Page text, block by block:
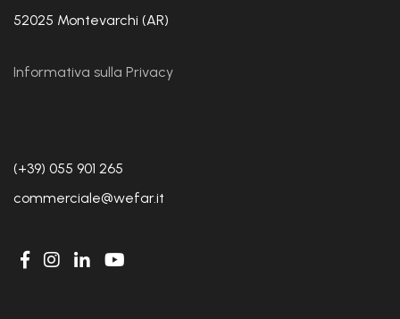
52025 Montevarchi (AR)
Informativa sulla Privacy
(+39) 055 901 265
commerciale@wefar.it